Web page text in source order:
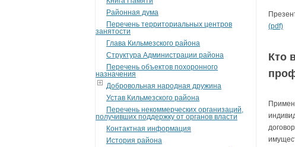
Районная дума
Перечень территориальных центров
занятости
Глава Кильмезского района
Структура Администрации района
Перечень объектов похоронного
назначения
Добровольная народная дружина
Устав Кильмезского района
Перечень некоммерческих организаций,
получивших поддержку от органов власти
Контактная информация
История района
(pdf)
Кто